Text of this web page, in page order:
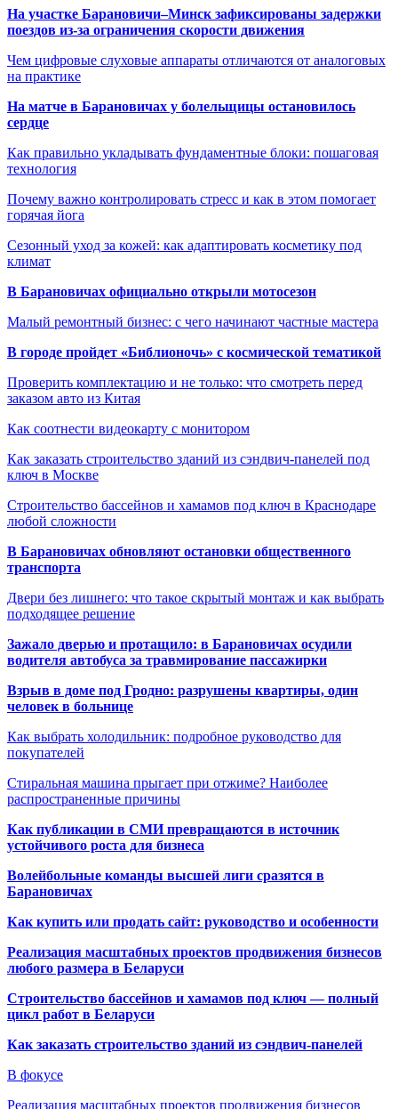
На участке Барановичи–Минск зафиксированы задержки
поездов из-за ограничения скорости движения
Чем цифровые слуховые аппараты отличаются от аналоговых
на практике
На матче в Барановичах у болельщицы остановилось
сердце
Как правильно укладывать фундаментные блоки: пошаговая
технология
Почему важно контролировать стресс и как в этом помогает
горячая йога
Сезонный уход за кожей: как адаптировать косметику под
климат
В Барановичах официально открыли мотосезон
Малый ремонтный бизнес: с чего начинают частные мастера
В городе пройдет «Библионочь» с космической тематикой
Проверить комплектацию и не только: что смотреть перед
заказом авто из Китая
Как соотнести видеокарту с монитором
Как заказать строительство зданий из сэндвич-панелей под
ключ в Москве
Строительство бассейнов и хамамов под ключ в Краснодаре
любой сложности
В Барановичах обновляют остановки общественного
транспорта
Двери без лишнего: что такое скрытый монтаж и как выбрать
подходящее решение
Зажало дверью и протащило: в Барановичах осудили
водителя автобуса за травмирование пассажирки
Взрыв в доме под Гродно: разрушены квартиры, один
человек в больнице
Как выбрать холодильник: подробное руководство для
покупателей
Стиральная машина прыгает при отжиме? Наиболее
распространенные причины
Как публикации в СМИ превращаются в источник
устойчивого роста для бизнеса
Волейбольные команды высшей лиги сразятся в
Барановичах
Как купить или продать сайт: руководство и особенности
Реализация масштабных проектов продвижения бизнесов
любого размера в Беларуси
Строительство бассейнов и хамамов под ключ — полный
цикл работ в Беларуси
Как заказать строительство зданий из сэндвич-панелей
В фокусе
Реализация масштабных проектов продвижения бизнесов